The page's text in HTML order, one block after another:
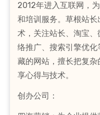
2012年进入互联网，
和培训服务。草根站
术，关注站长、淘宝
络推广、搜索引擎优
藏的网站，擅长把复
享心得与技术。
创办公司：